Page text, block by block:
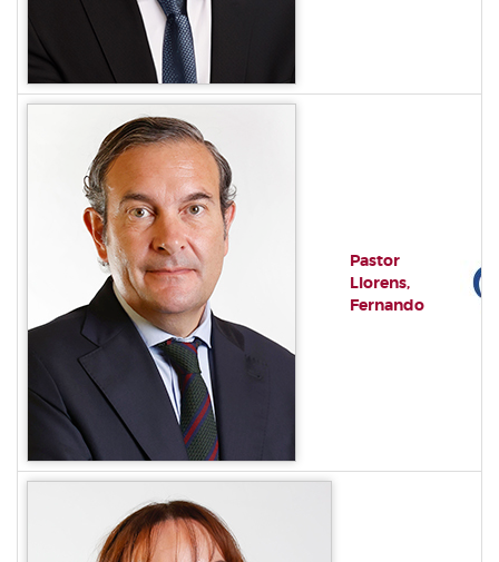
Pastor
Llorens,
Fernando